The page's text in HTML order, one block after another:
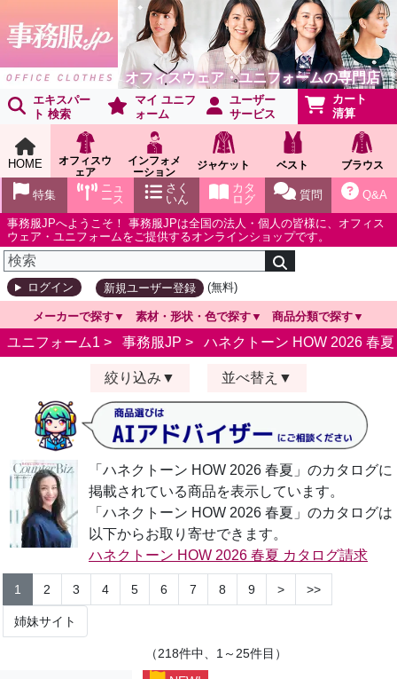
オフィスウェア・ユニフォームの専門店
エキスパー
ト 検索
マイ ユニフ
ォーム
ユーザー
サービス
カート
清算
HOME
オフィスウ
ェア
インフォメ
ーション
ショールー
ム
ジャケット ベスト ブラウス
Q&A
質問
カタ
ログ
さく
いん
ニュ
ース
特集
事務服JPへようこそ！ 事務服JPは全国の法人・個人の皆様に、オフィス
ウェア・ユニフォームをご提供するオンラインショップです。
ログイン 新規ユーザー登録 (無料)
メーカーで探す 素材・形状・色で探す 商品分類で探す
ユニフォーム1 > 事務服JP > ハネクトーン HOW 2026 春夏
絞り込み 並べ替え
「ハネクトーン HOW 2026 春夏」のカタログに
掲載されている商品を表示しています。
「ハネクトーン HOW 2026 春夏」のカタログは
以下からお取り寄せできます。
ハネクトーン HOW 2026 春夏 カタログ請求
1 2 3 4 5 6 7 8 9 > >>
姉妹サイト
（218件中、1～25件目）